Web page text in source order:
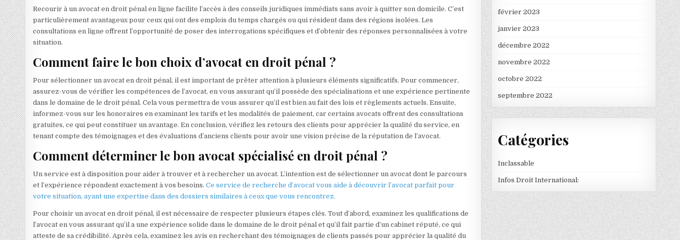
Recourir à un avocat en droit pénal en ligne facilite l’accès à des conseils juridiques immédiats sans avoir à quitter son domicile. C’est
particulièrement avantageux pour ceux qui ont des emplois du temps chargés ou qui résident dans des régions isolées. Les
consultations en ligne offrent l’opportunité de poser des interrogations spécifiques et d’obtenir des réponses personnalisées à votre
situation.
Comment faire le bon choix d’avocat en droit pénal ?
Pour sélectionner un avocat en droit pénal, il est important de prêter attention à plusieurs éléments significatifs. Pour commencer,
assurez-vous de vérifier les compétences de l’avocat, en vous assurant qu’il possède des spécialisations et une expérience pertinente
dans le domaine de le droit pénal. Cela vous permettra de vous assurer qu’il est bien au fait des lois et règlements actuels. Ensuite,
informez-vous sur les honoraires en examinant les tarifs et les modalités de paiement, car certains avocats offrent des consultations
gratuites, ce qui peut constituer un avantage. En conclusion, vérifiez les retours des clients pour apprécier la qualité du service, en
tenant compte des témoignages et des évaluations d’anciens clients pour avoir une vision précise de la réputation de l’avocat.
Comment déterminer le bon avocat spécialisé en droit pénal ?
Un service est à disposition pour aider à trouver et à rechercher un avocat. L’intention est de sélectionner un avocat dont le parcours
et l’expérience répondent exactement à vos besoins.Ce service de recherche d’avocat vous aide à découvrir l’avocat parfait pour
votre situation, ayant une expertise dans des dossiers similaires à ceux que vous rencontrez.
Pour choisir un avocat en droit pénal, il est nécessaire de respecter plusieurs étapes clés. Tout d’abord, examinez les qualifications de
l’avocat en vous assurant qu’il a une expérience solide dans le domaine de le droit pénal et qu’il fait partie d’un cabinet réputé, ce qui
atteste de sa crédibilité. Après cela, examinez les avis en recherchant des témoignages de clients passés pour apprécier la qualité du
février 2023
janvier 2023
décembre 2022
novembre 2022
octobre 2022
septembre 2022
Catégories
Inclassable
Infos Droit International: